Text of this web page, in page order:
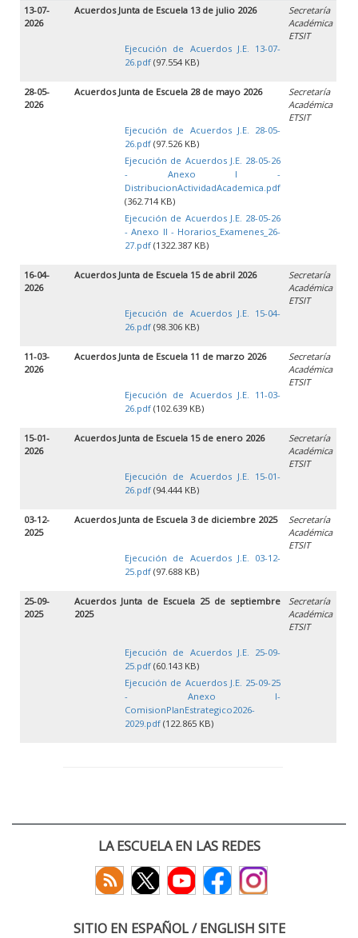
13-07-
2026
Acuerdos Junta de Escuela 13 de julio 2026
Ejecución de Acuerdos J.E. 13-07-
26.pdf (97.554 KB)
Secretaría
Académica
ETSIT
28-05-
2026
Acuerdos Junta de Escuela 28 de mayo 2026
Ejecución de Acuerdos J.E. 28-05-
26.pdf (97.526 KB)
Ejecución de Acuerdos J.E. 28-05-26
- Anexo I -
DistribucionActividadAcademica.pdf
(362.714 KB)
Ejecución de Acuerdos J.E. 28-05-26
- Anexo II - Horarios_Examenes_26-
27.pdf (1322.387 KB)
Secretaría
Académica
ETSIT
16-04-
2026
Acuerdos Junta de Escuela 15 de abril 2026
Ejecución de Acuerdos J.E. 15-04-
26.pdf (98.306 KB)
Secretaría
Académica
ETSIT
11-03-
2026
Acuerdos Junta de Escuela 11 de marzo 2026
Ejecución de Acuerdos J.E. 11-03-
26.pdf (102.639 KB)
Secretaría
Académica
ETSIT
15-01-
2026
Acuerdos Junta de Escuela 15 de enero 2026
Ejecución de Acuerdos J.E. 15-01-
26.pdf (94.444 KB)
Secretaría
Académica
ETSIT
03-12-
2025
Acuerdos Junta de Escuela 3 de diciembre 2025
Ejecución de Acuerdos J.E. 03-12-
25.pdf (97.688 KB)
Secretaría
Académica
ETSIT
25-09-
2025
Acuerdos Junta de Escuela 25 de septiembre
2025
Ejecución de Acuerdos J.E. 25-09-
25.pdf (60.143 KB)
Ejecución de Acuerdos J.E. 25-09-25
- Anexo I-
ComisionPlanEstrategico2026-
2029.pdf (122.865 KB)
Secretaría
Académica
ETSIT
LA ESCUELA EN LAS REDES
SITIO EN ESPAÑOL / ENGLISH SITE